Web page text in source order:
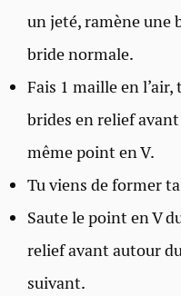
un jeté, ramène une
bride normale.
Fais 1 maille en
brides en relief
même point en V.
Tu viens de former
Saute le point en V
relief avant autour
suivant.